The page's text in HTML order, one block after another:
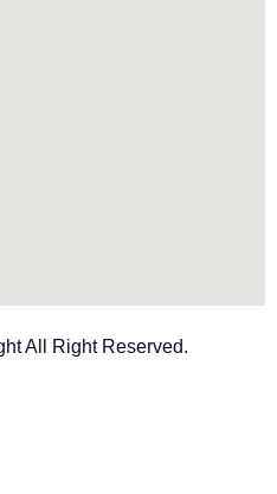
All Right Reserved.